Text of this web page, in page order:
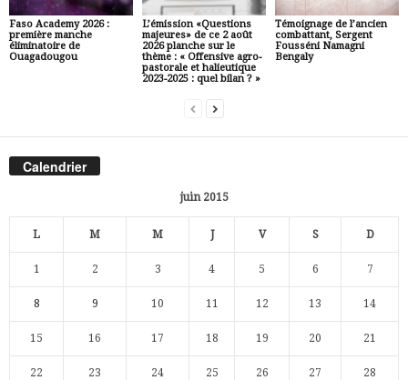
Faso Academy 2026 :
première manche
éliminatoire de
Ouagadougou
L’émission «Questions
majeures» de ce 2 août
2026 planche sur le
thème : « Offensive agro-
pastorale et halieutique
2023-2025 : quel bilan ? »
Témoignage de l’ancien
combattant, Sergent
Fousséni Namagni
Bengaly
Calendrier
juin 2015
L M M J V S D
1 2 3 4 5 6 7
8 9 10 11 12 13 14
15 16 17 18 19 20 21
22 23 24 25 26 27 28